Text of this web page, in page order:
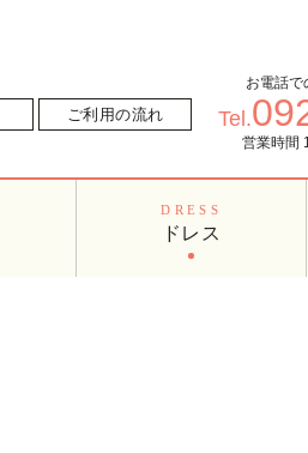
ご利用の流れ
お電話で
Tel.
営業時間
DRESS
ドレス